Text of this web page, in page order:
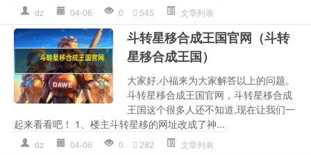
dz 04-06 0 545 文章列表
斗转星移合成王国官网（斗转
星移合成王国）
大家好,小福来为大家解答以上的问题。
斗转星移合成王国官网，斗转星移合成
王国这个很多人还不知道,现在让我们一
起来看看吧！ 1、楼主斗转星移的网址改成了神...
dz 04-06 0 282 文章列表